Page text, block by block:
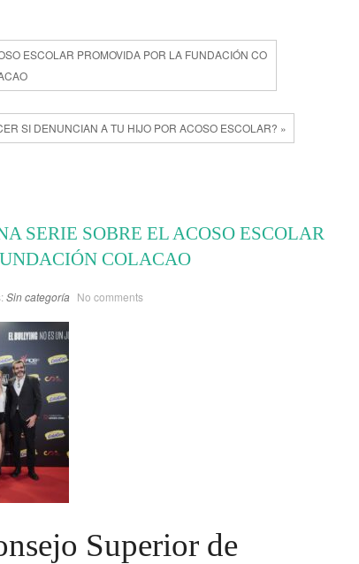
ESCOLAR PROMOVIDA POR LA FUNDACIÓN CO
SI DENUNCIAN A TU HIJO POR ACOSO ESCOLAR? »
SERIE SOBRE EL ACOSO ESCOLAR
COLACAO
Sin categoría No comments
Superior de